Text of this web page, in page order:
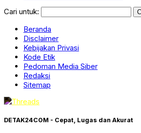
Cari untuk:
Beranda
Disclaimer
Kebijakan Privasi
Kode Etik
Pedoman Media Siber
Redaksi
Sitemap
DETAK24COM - Cepat, Lugas dan Akurat